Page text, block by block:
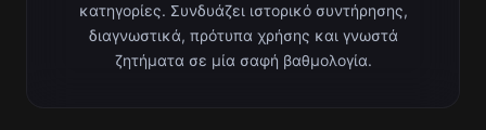
κατηγορίες. Συνδυάζει ιστορικό συντήρησης,
διαγνωστικά, πρότυπα χρήσης και γνωστά
ζητήματα σε μία σαφή βαθμολογία.